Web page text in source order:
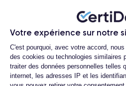
Votre expérience sur notre
Plateforme de
C'est pourquoi, avec votre accord,
des cookies ou technologies similaires
traiter des données personnelles telles
internet, les adresses IP et les
Rapport de l'expert